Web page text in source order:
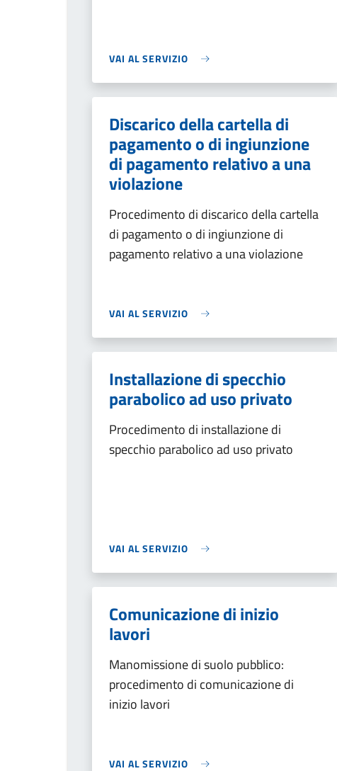
VAI AL SERVIZIO
Discarico della cartella di
pagamento o di ingiunzione
di pagamento relativo a una
violazione
Procedimento di discarico della cartella
di pagamento o di ingiunzione di
pagamento relativo a una violazione
VAI AL SERVIZIO
Installazione di specchio
parabolico ad uso privato
Procedimento di installazione di
specchio parabolico ad uso privato
VAI AL SERVIZIO
Comunicazione di inizio
lavori
Manomissione di suolo pubblico:
procedimento di comunicazione di
inizio lavori
VAI AL SERVIZIO